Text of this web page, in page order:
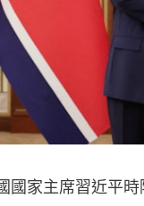
國家主席習近平